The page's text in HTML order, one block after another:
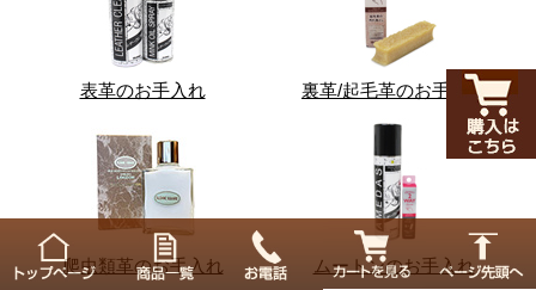
表革のお手入れ 裏革/起毛革のお手入れ
爬虫類革のお手入れ ムートンのお手入れ